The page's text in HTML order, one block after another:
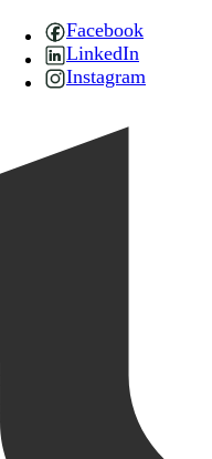
Facebook
LinkedIn
Instagram